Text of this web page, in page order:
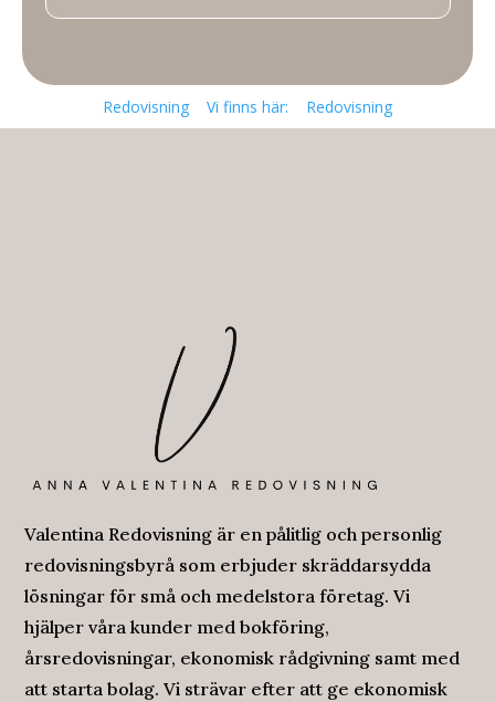
Redovisning Vi finns här: Redovisning
Valentina Redovisning är en pålitlig och personlig
redovisningsbyrå som erbjuder skräddarsydda
lösningar för små och medelstora företag. Vi
hjälper våra kunder med bokföring,
årsredovisningar, ekonomisk rådgivning samt med
att starta bolag. Vi strävar efter att ge ekonomisk